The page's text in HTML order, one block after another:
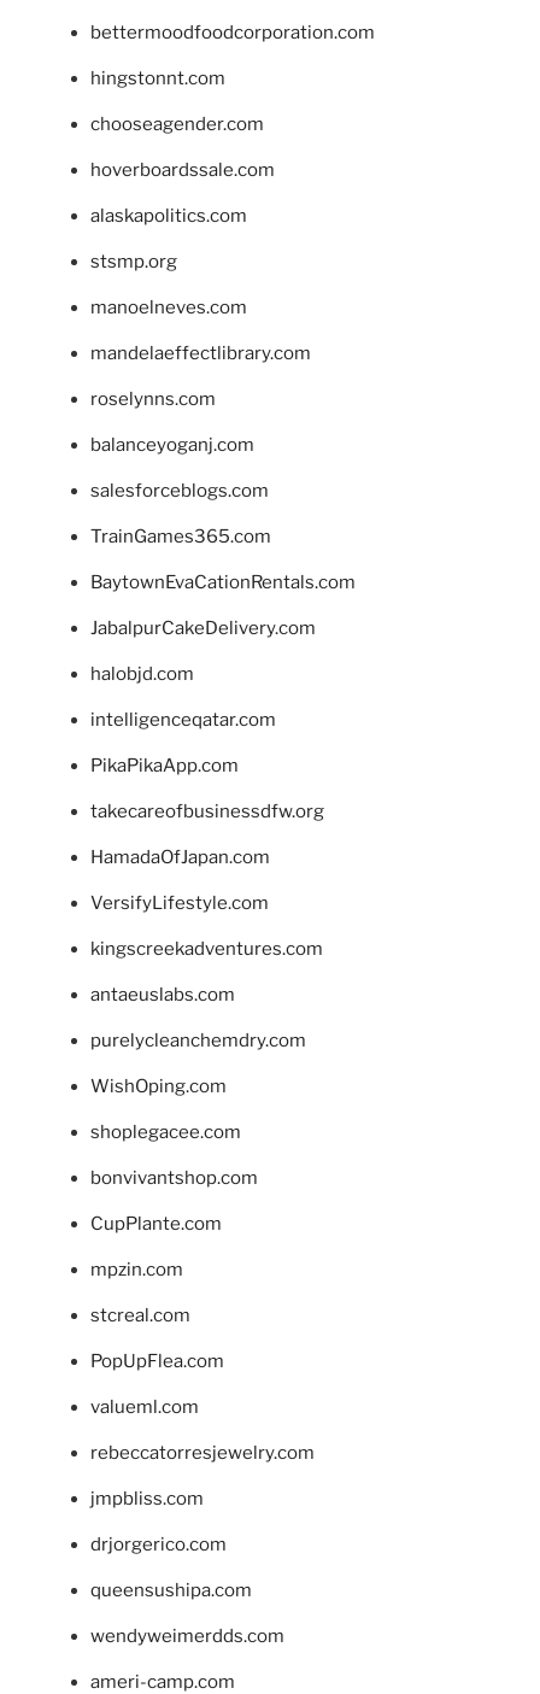
bettermoodfoodcorporation.com
hingstonnt.com
chooseagender.com
hoverboardssale.com
alaskapolitics.com
stsmp.org
manoelneves.com
mandelaeffectlibrary.com
roselynns.com
balanceyoganj.com
salesforceblogs.com
TrainGames365.com
BaytownEvaCationRentals.com
JabalpurCakeDelivery.com
halobjd.com
intelligenceqatar.com
PikaPikaApp.com
takecareofbusinessdfw.org
HamadaOfJapan.com
VersifyLifestyle.com
kingscreekadventures.com
antaeuslabs.com
purelycleanchemdry.com
WishOping.com
shoplegacee.com
bonvivantshop.com
CupPlante.com
mpzin.com
stcreal.com
PopUpFlea.com
valueml.com
rebeccatorresjewelry.com
jmpbliss.com
drjorgerico.com
queensushipa.com
wendyweimerdds.com
ameri-camp.com